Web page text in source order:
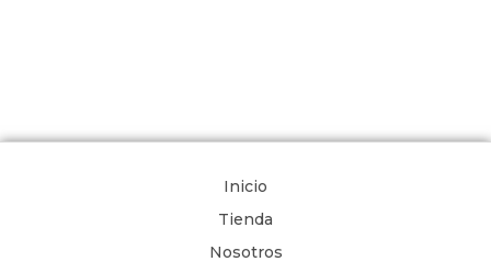
Inicio
Tienda
Nosotros